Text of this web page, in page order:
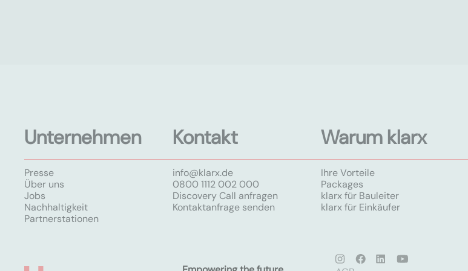
Unternehmen
Presse
Über uns
Jobs
Nachhaltigkeit
Partnerstationen
Kontakt
info@klarx.de
0800 1112 002 000
Discovery Call anfragen
Kontaktanfrage senden
Warum klarx
Ihre Vorteile
Packages
klarx für Bauleiter
klarx für Einkäufer